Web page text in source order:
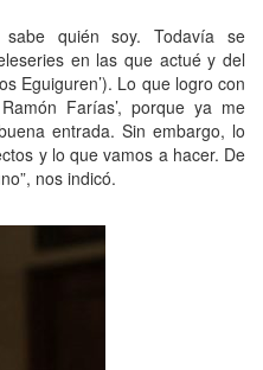
quién soy. Todavía se
en las que actué y del
Eguiguren’). Lo que logro con
Farías’, porque ya me
entrada. Sin embargo, lo
y lo que vamos a hacer. De
nos indicó.